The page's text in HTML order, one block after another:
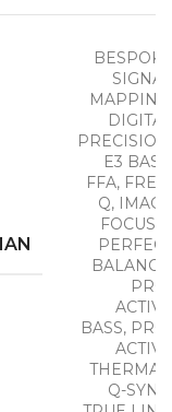
BESPOKE
SIGNAL
MAPPING,
DIGITAL
PRECISION,
E3 BASS,
FFA, FREE-
Q, IMAGE
FOCUS +,
PERFECT
BALANCE,
PRO-
ACTIVE
BASS, PRO-
ACTIVE
THERMAL,
Q-SYNC,